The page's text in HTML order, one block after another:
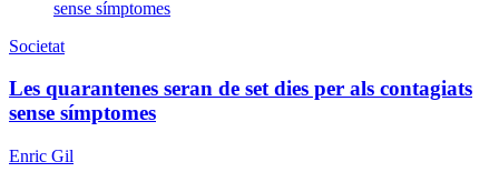
Societat
Les quarantenes seran de set dies per als contagiats
sense símptomes
Enric Gil